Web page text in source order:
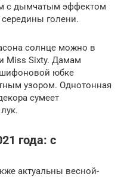
с дымчатым эффектом
голени.
солнце можно в
Miss Sixty. Дамам
шифоновой юбке
узором. Однотонная
сумеет
года: с
актуальны весной-